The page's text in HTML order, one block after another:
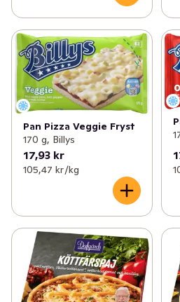
Pan Pizza Veggie Fryst
170 g, Billys
17,93 kr
105,47 kr /kg